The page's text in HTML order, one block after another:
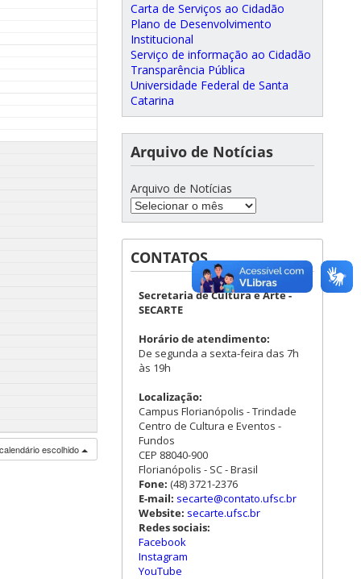
escolhido
Carta de Serviços ao Cidadão
Plano de Desenvolvimento
Institucional
Serviço de informação ao Cidadão
Transparência Pública
Universidade Federal de Santa
Catarina
Arquivo de Notícias
Arquivo de Notícias
CONTATOS
Secretaria de Cultura e Arte -
SECARTE
Horário de atendimento:
De segunda a sexta-feira das 7h
às 19h
Localização:
Campus Florianópolis - Trindade
Centro de Cultura e Eventos -
Fundos
CEP 88040-900
Florianópolis - SC - Brasil
Fone: (48) 3721-2376
E-mail: secarte@contato.ufsc.br
Website: secarte.ufsc.br
Redes sociais:
Facebook
Instagram
YouTube